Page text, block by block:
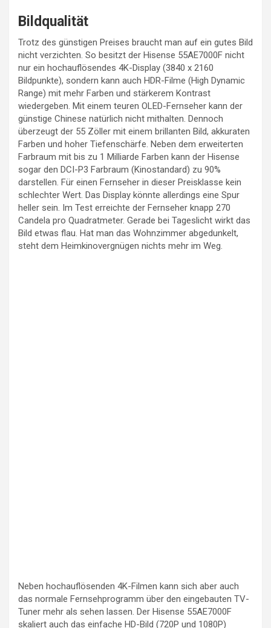
Bildqualität
Trotz des günstigen Preises braucht man auf ein gutes Bild
nicht verzichten. So besitzt der Hisense 55AE7000F nicht
nur ein hochauflösendes 4K-Display (3840 x 2160
Bildpunkte), sondern kann auch HDR-Filme (High Dynamic
Range) mit mehr Farben und stärkerem Kontrast
wiedergeben. Mit einem teuren OLED-Fernseher kann der
günstige Chinese natürlich nicht mithalten. Dennoch
überzeugt der 55 Zöller mit einem brillanten Bild, akkuraten
Farben und hoher Tiefenschärfe. Neben dem erweiterten
Farbraum mit bis zu 1 Milliarde Farben kann der Hisense
sogar den DCI-P3 Farbraum (Kinostandard) zu 90%
darstellen. Für einen Fernseher in dieser Preisklasse kein
schlechter Wert. Das Display könnte allerdings eine Spur
heller sein. Im Test erreichte der Fernseher knapp 270
Candela pro Quadratmeter. Gerade bei Tageslicht wirkt das
Bild etwas flau. Hat man das Wohnzimmer abgedunkelt,
steht dem Heimkinovergnügen nichts mehr im Weg.
Neben hochauflösenden 4K-Filmen kann sich aber auch
das normale Fernsehprogramm über den eingebauten TV-
Tuner mehr als sehen lassen. Der Hisense 55AE7000F
skaliert auch das einfache HD-Bild (720P und 1080P)